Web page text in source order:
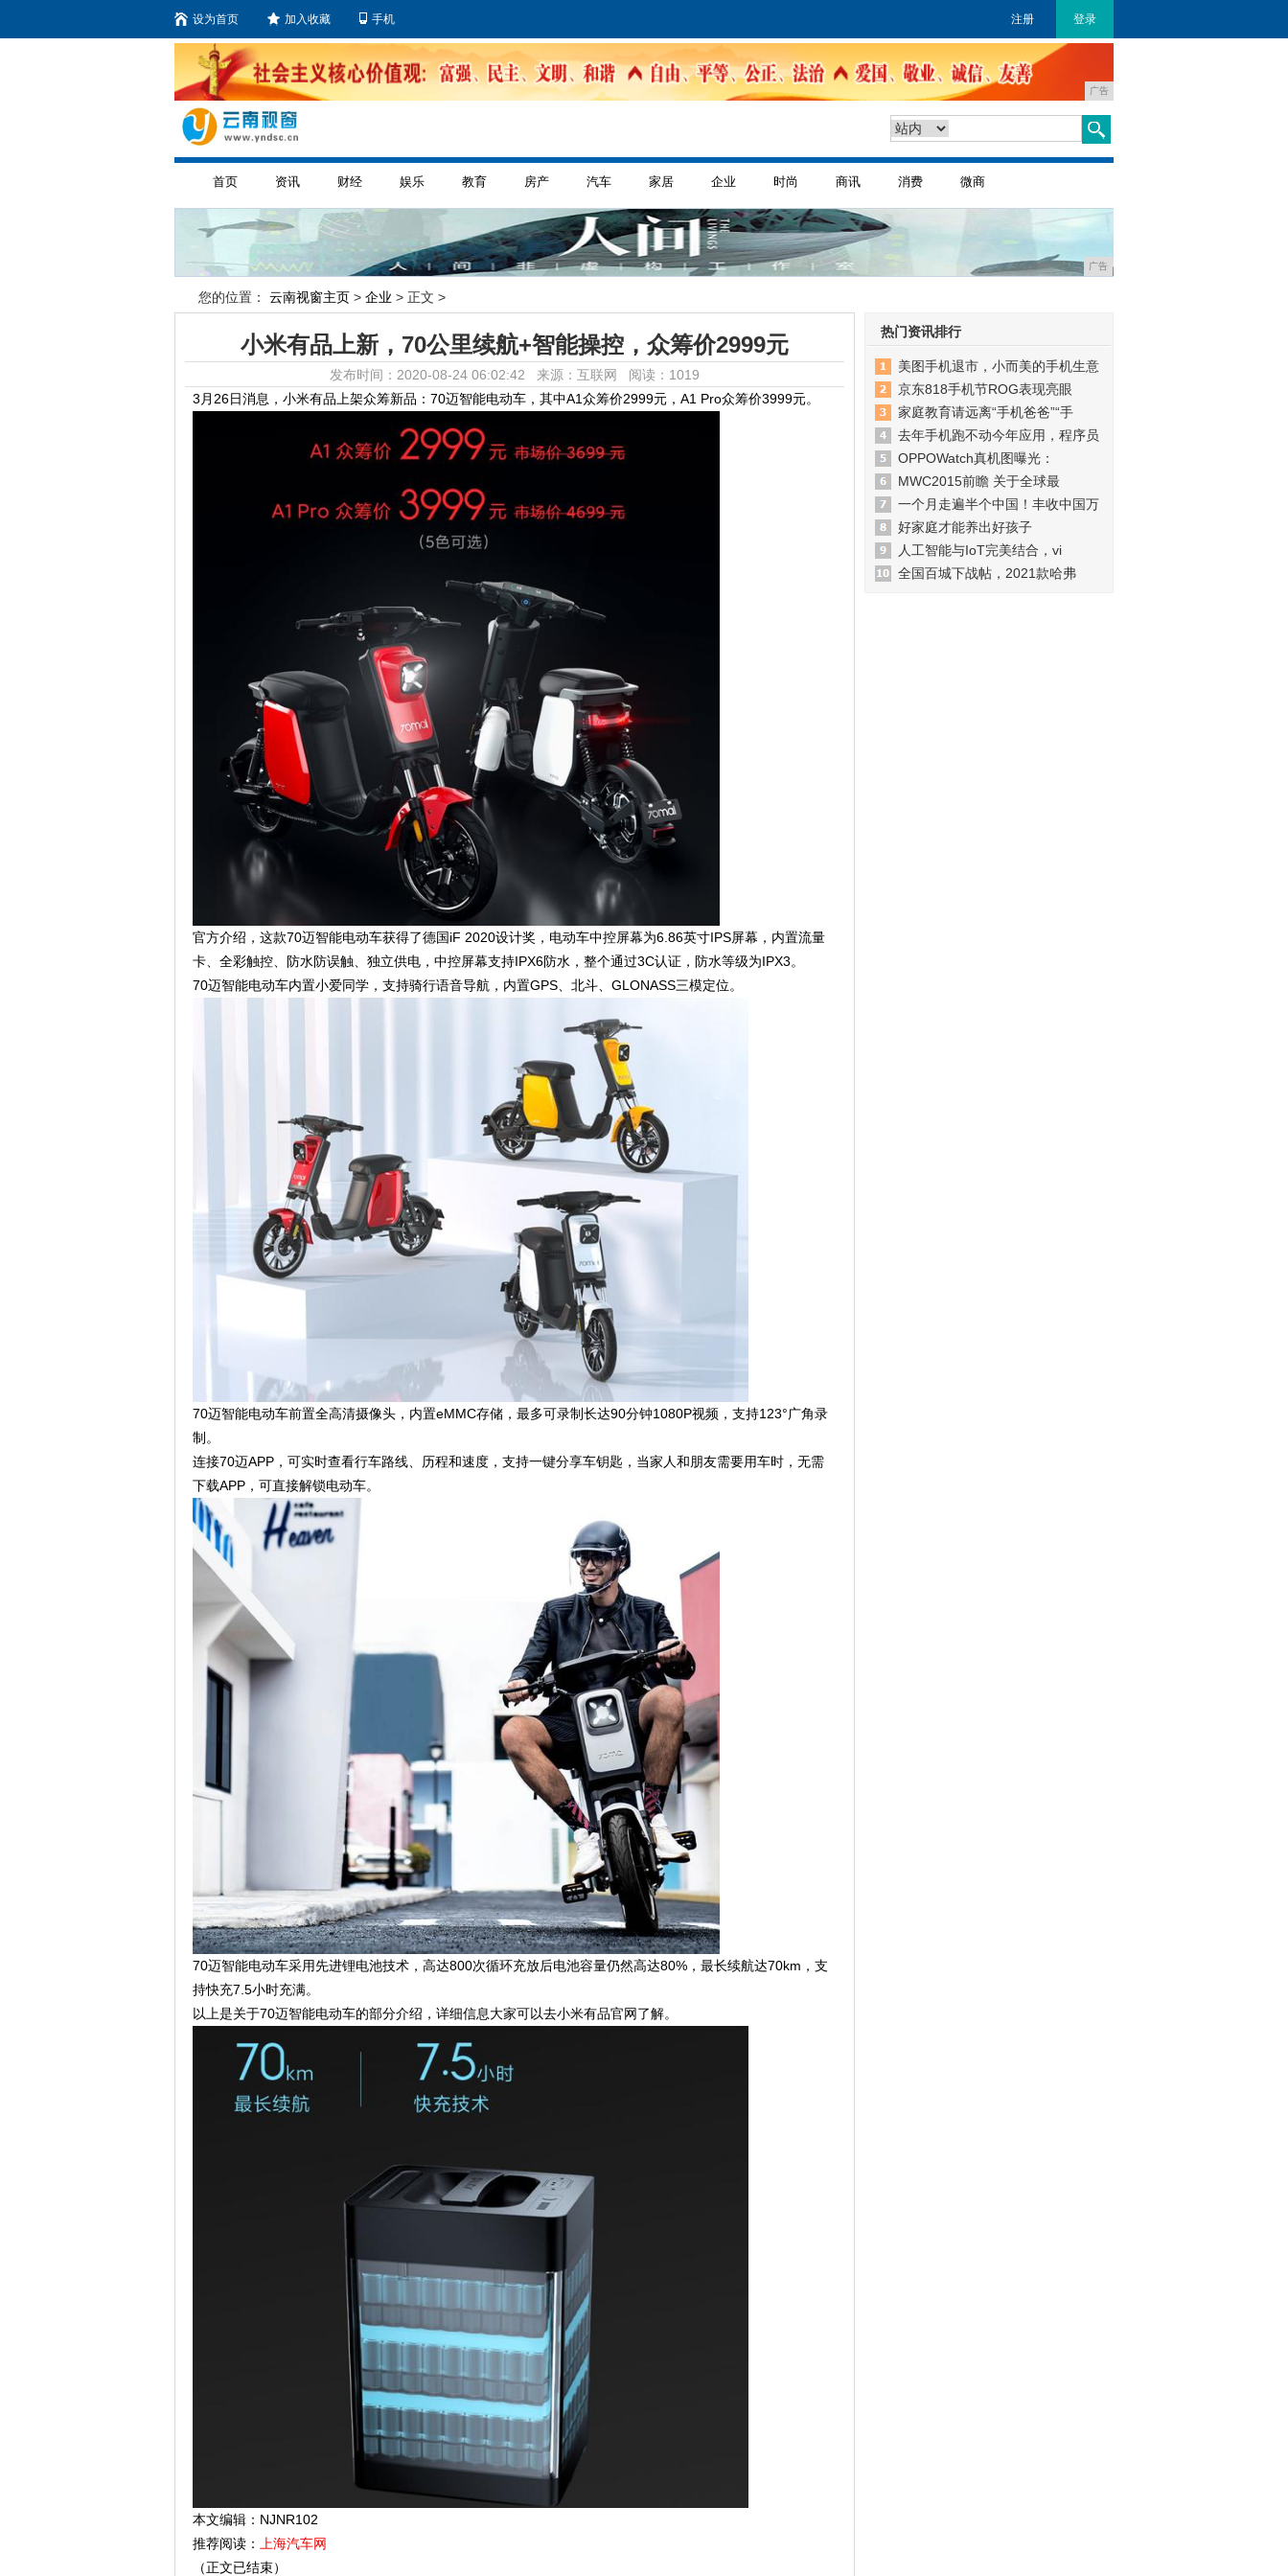
设为首页 加入收藏 手机 注册 登录
广告
首页 资讯 财经 娱乐 教育 房产 汽车 家居 企业 时尚 商讯 消费 微商
广告
您的位置： 云南视窗主页 > 企业 > 正文 >
小米有品上新，70公里续航+智能操控，众筹价2999元
发布时间：2020-08-24 06:02:42 来源：互联网 阅读：1019
3月26日消息，小米有品上架众筹新品：70迈智能电动车，其中A1众筹价2999元，A1 Pro众筹价3999元。
官方介绍，这款70迈智能电动车获得了德国iF 2020设计奖，电动车中控屏幕为6.86英寸IPS屏幕，内置流量
卡、全彩触控、防水防误触、独立供电，中控屏幕支持IPX6防水，整个通过3C认证，防水等级为IPX3。
70迈智能电动车内置小爱同学，支持骑行语音导航，内置GPS、北斗、GLONASS三模定位。
70迈智能电动车前置全高清摄像头，内置eMMC存储，最多可录制长达90分钟1080P视频，支持123°广角录
制。
连接70迈APP，可实时查看行车路线、历程和速度，支持一键分享车钥匙，当家人和朋友需要用车时，无需
下载APP，可直接解锁电动车。
70迈智能电动车采用先进锂电池技术，高达800次循环充放后电池容量仍然高达80%，最长续航达70km，支
持快充7.5小时充满。
以上是关于70迈智能电动车的部分介绍，详细信息大家可以去小米有品官网了解。
本文编辑：NJNR102
推荐阅读： 上海汽车网
（正文已结束）
热门资讯排行
美图手机退市，小而美的手机生意
京东818手机节ROG表现亮眼
家庭教育请远离“手机爸爸”“手
去年手机跑不动今年应用，程序员
OPPOWatch真机图曝光：
MWC2015前瞻 关于全球最
一个月走遍半个中国！丰收中国万
好家庭才能养出好孩子
人工智能与IoT完美结合，vi
全国百城下战帖，2021款哈弗